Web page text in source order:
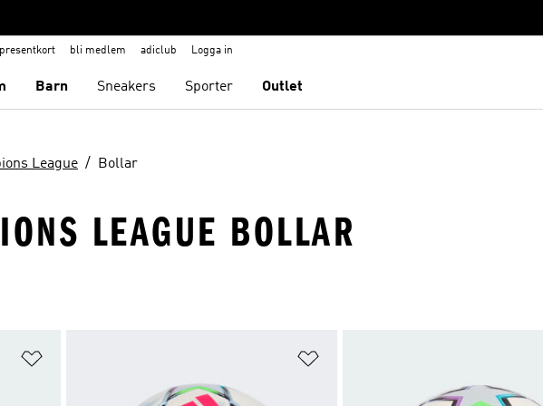
presentkort bli medlem adiclub Logga in
Barn Sneakers Sporter Outlet
League Bollar
LEAGUE BOLLAR